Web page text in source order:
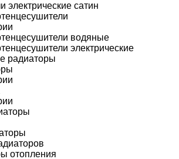
электрические сатин
водяные
электрические